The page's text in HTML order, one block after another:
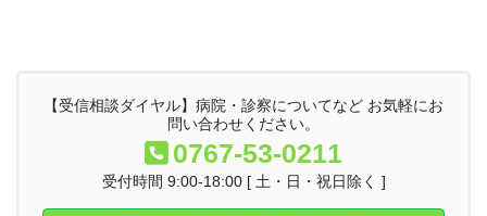
【受信相談ダイヤル】病院・診察についてなど お気軽にお
問い合わせください。
0767-53-0211
受付時間 9:00-18:00 [ 土・日・祝日除く ]